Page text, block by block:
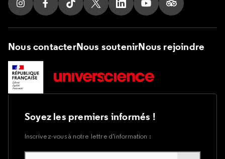
Suivez nous sur Instagram
Suivez nous sur Facebook
Suivez nous sur Tik Tok
Suivez nous sur X
Suivez nous sur LinkedIn
Suivez nous sur
Suivez nous
Nous contacterNous soutenirNous rejoindre
Soyez les premiers informés !
Inscrivez-vous à notre lettre d’information :